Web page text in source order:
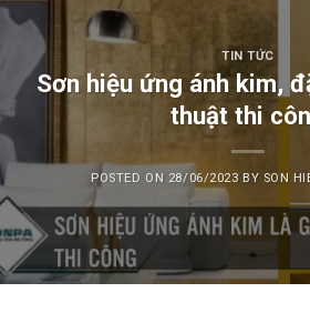
TIN TỨC
Sơn hiệu ứng ánh kim,
thuật thi
POSTED ON 28/06/2023 BY SON